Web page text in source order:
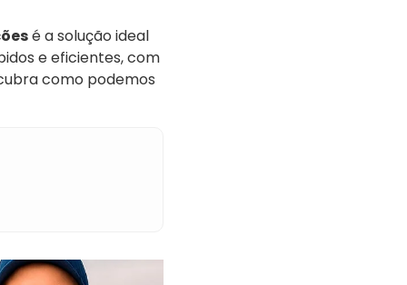
é a solução ideal
e eficientes, com
como podemos